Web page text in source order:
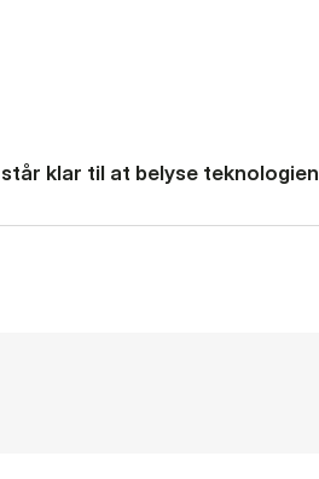
klar til at belyse teknologien